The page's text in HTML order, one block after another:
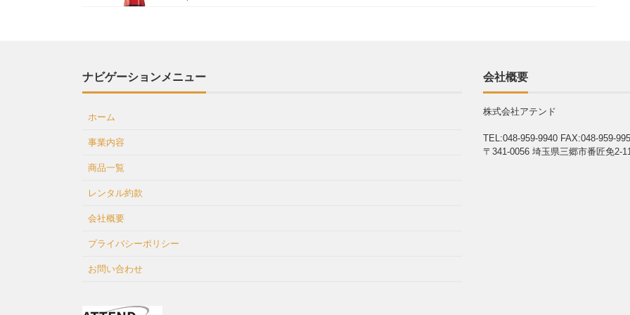
ナビゲーションメニュー
ホーム
事業内容
商品一覧
レンタル約款
会社概要
プライバシーポリシー
お問い合わせ
会社概要
株式会社アテンド
TEL:048-959-9940 FAX:048-959-
〒341-0056 埼玉県三郷市番匠免2-